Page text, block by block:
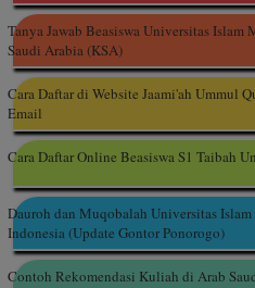
Tanya Jawab Beasiswa Universitas Islam
Saudi Arabia (KSA)
Cara Daftar di Website Jaami'ah Ummul
Email
Cara Daftar Online Beasiswa S1 Taibah
Dauroh dan Muqobalah Universitas
Indonesia (Update Gontor Ponorogo)
Contoh Rekomendasi Kuliah di Arab